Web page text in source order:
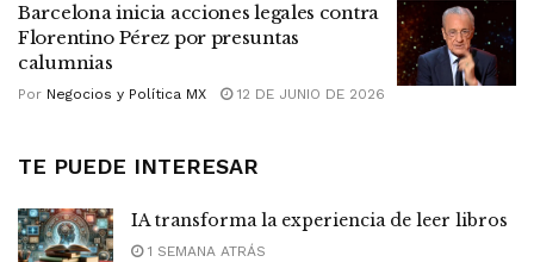
Barcelona inicia acciones legales contra
Florentino Pérez por presuntas
calumnias
Por Negocios y Política MX 12 DE JUNIO DE 2026
TE PUEDE INTERESAR
IA transforma la experiencia de leer libros
1 SEMANA ATRÁS